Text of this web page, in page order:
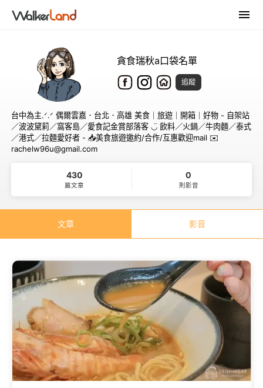
貪食瑞秋a口袋名單
追蹤
台中為主.ᐟ‪.ᐟ‪ 偶爾雲嘉．台北．高雄 美食｜旅遊｜開箱｜好物 - 自架站
／波波黛莉／窩客島／愛食記金賞部落客 ‎◡̈ 飲料／火鍋／牛肉麵／泰式
／港式／拉麵愛好者 - 📥美食旅遊邀約/合作/互惠歡迎mail ✉️
rachelw96u@gmail.com
430
篇文章
0
則影音
文章 影音